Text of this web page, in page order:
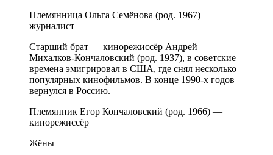
Племянница Ольга Семёнова (род. 1967) —
журналист
Старший брат — кинорежиссёр Андрей
Михалков-Кончаловский (род. 1937), в советские
времена эмигрировал в США, где снял несколько
популярных кинофильмов. В конце 1990-х годов
вернулся в Россию.
Племянник Егор Кончаловский (род. 1966) —
кинорежиссёр
Жёны